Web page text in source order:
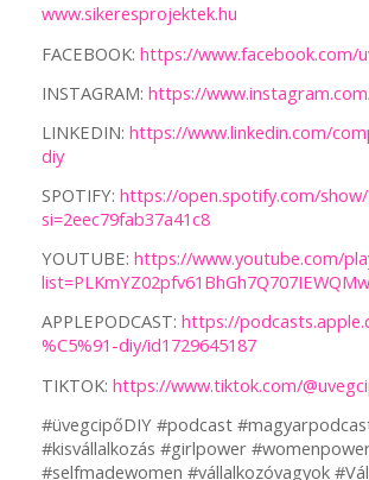
www.sikeresprojektek.hu
FACEBOOK: https://www.facebook.com/
INSTAGRAM: https://
LINKEDIN: https://www.linkedin.com/
diy
SPOTIFY: https://open.spotify.com/
si=2eec79fab37a41c8
YOUTUBE: https://www.youtube.com/
APPLEPODCAST: https://
%C5%91-diy/id1729645187
TIKTOK: https://www.tiktok.com/
#üvegcipőDIY #podcast
#kisvállalkozás #girlpower
#selfmadewomen #vállalkozóvagyok